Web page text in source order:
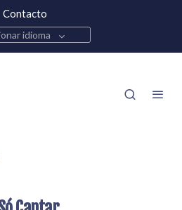
Contacto
idioma